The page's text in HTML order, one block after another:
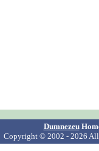
Dumnezeu
Copyright © 2002 - 2026